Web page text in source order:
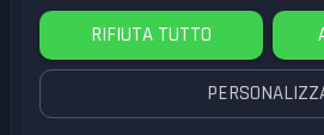
RIFIUTA TUTTO
Alternativa: Installa
PROSSIMO PASSO: